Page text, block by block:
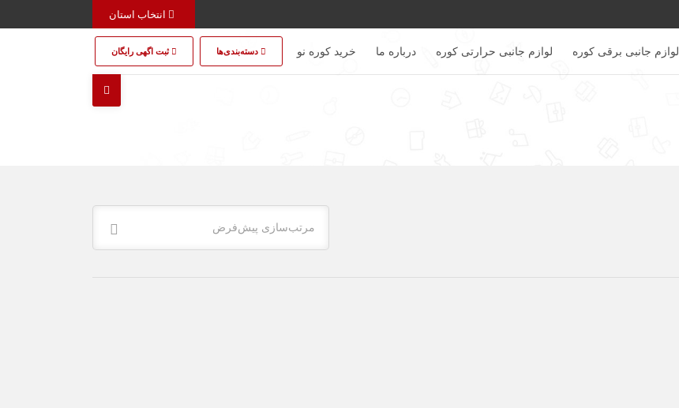
لوازم جانبی برقی کوره لوازم جانبی حرارتی کوره درباره ما خرید کوره نو دسته‌بندی‌ها ثبت اگهی رایگان
مرتب‌سازی پیش‌فرض